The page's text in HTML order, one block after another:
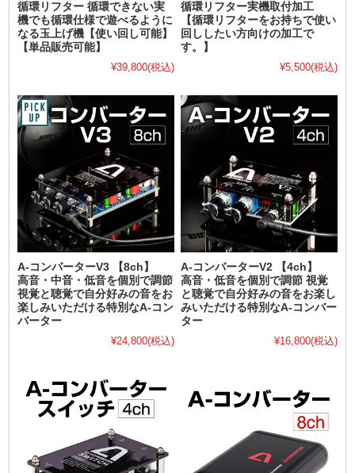
循環リフター 循環できない実
機でも循環仕様で遊べるように
なる玉上げ機【使い回し可能】
【単品販売可能】
¥39,800(税込)
循環リフター実機取付加工
【循環リフターをお持ちで使い
回ししたい方向けの加工で
す。】
¥5,500(税込)
A-コンバーターV3 【8ch】
高音・中音・低音を個別で調節
視覚と聴覚で自分好みの音をお
楽しみいただける特別なA-コン
バーター
¥24,800(税込)
A-コンバーターV2 【4ch】
高音・低音を個別で調節 視覚
と聴覚で自分好みの音をお楽し
みいただける特別なA-コンバー
ター
¥16,800(税込)